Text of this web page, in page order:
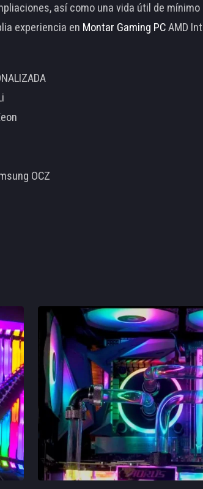
así como una vida útil de
experiencia en Montar Gaming PCAMD
OCZ